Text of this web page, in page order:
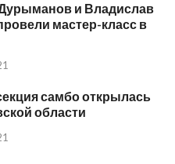
и Владислав
мастер-класс в
самбо открылась
области